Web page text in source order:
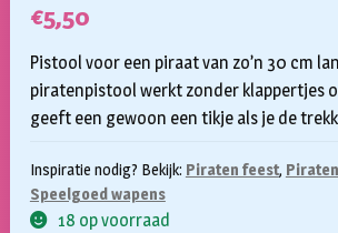
€5,50
Pistool voor een piraat van zo’n 30 cm
piratenpistool werkt zonder klappertjes
geeft een gewoon een tikje als je de
Inspiratie nodig? Bekijk: Piraten feest,
Speelgoed wapens
18 op voorraad